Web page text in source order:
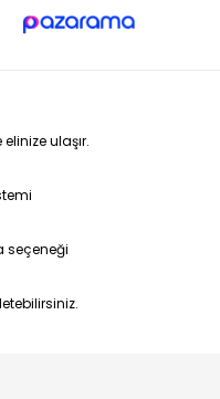
ulaşır.
seçeneği